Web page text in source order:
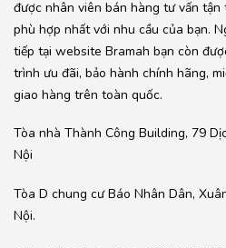
được nhân viên bán hàng tư vấn tận
phù hợp nhất với nhu cầu của bạn.
tiếp tại website Bramah bạn còn
trình ưu đãi, bảo hành chính hãng,
giao hàng trên toàn quốc.
Tòa nhà Thành Công Building, 79
Nội
Tòa D chung cư Báo Nhân Dân,
Nội.